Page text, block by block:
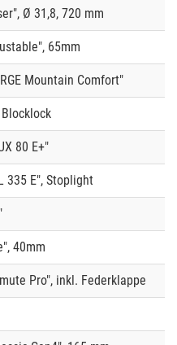
Ø 31,8, 720 mm
65mm
Mountain Comfort"
80 E+"
335 E", Stoplight
40mm
Pro", inkl. Federklappe